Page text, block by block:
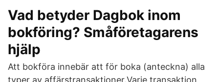
Vad betyder Dagbok inom
bokföring? Småföretagarens
hjälp
Att bokföra innebär att för boka (anteckna) alla
typer av affärstransaktioner.Varje transaktion